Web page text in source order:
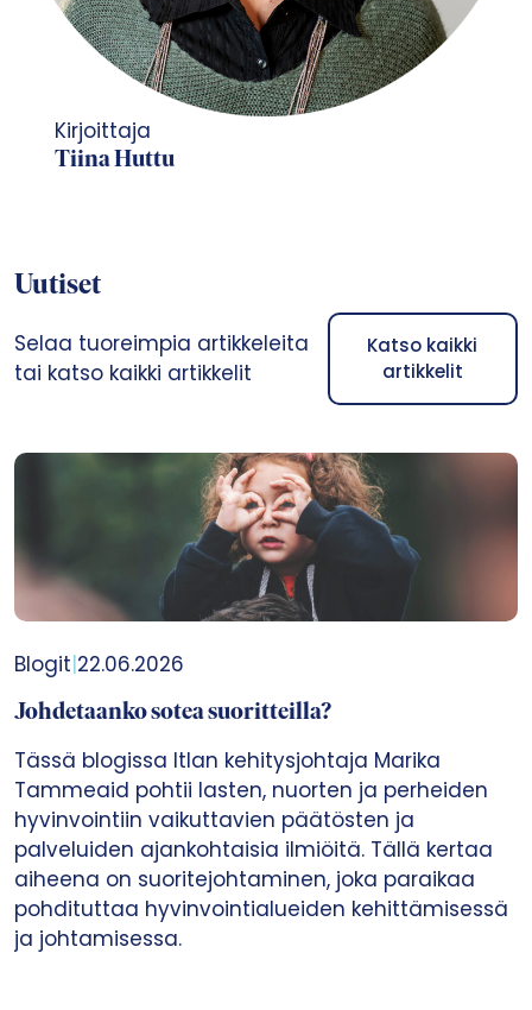
Kirjoittaja
Tiina Huttu
Uutiset
Selaa tuoreimpia artikkeleita
tai katso kaikki artikkelit
Katso kaikki
artikkelit
Blogit|22.06.2026
Johdetaanko sotea suoritteilla?
Tässä blogissa Itlan kehitysjohtaja Marika
Tammeaid pohtii lasten, nuorten ja perheiden
hyvinvointiin vaikuttavien päätösten ja
palveluiden ajankohtaisia ilmiöitä. Tällä kertaa
aiheena on suoritejohtaminen, joka paraikaa
pohdituttaa hyvinvointialueiden kehittämisessä
ja johtamisessa.